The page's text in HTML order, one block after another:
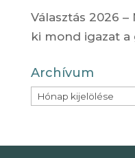
Választás 2026
ki mond igazat a
Archívum
Archívum